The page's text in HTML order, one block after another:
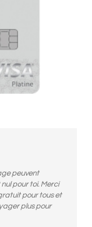
peuvent
pour toi. Merci
pour tous et
plus pour